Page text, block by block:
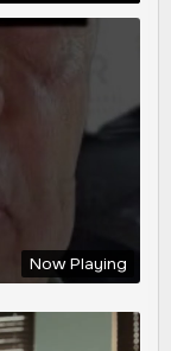
Now Playing